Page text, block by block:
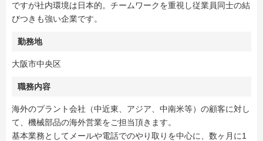
ですが社内環境は日本的。チームワークを重視し従業員同士の結
びつきも強い企業です。
勤務地
大阪市中央区
職務内容
海外のプラント会社（中近東、アジア、中南米等）の顧客に対し
て、機械部品の海外営業をご担当頂きます。
基本業務としてメールや電話でのやり取りを中心に、数ヶ月に1